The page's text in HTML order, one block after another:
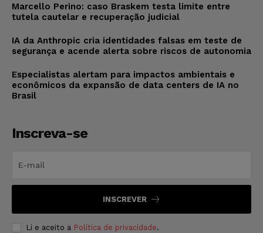
Marcello Perino: caso Braskem testa limite entre
tutela cautelar e recuperação judicial
IA da Anthropic cria identidades falsas em teste de
segurança e acende alerta sobre riscos de autonomia
Especialistas alertam para impactos ambientais e
econômicos da expansão de data centers de IA no
Brasil
Inscreva-se
INSCREVER
Li e aceito a Política de privacidade.